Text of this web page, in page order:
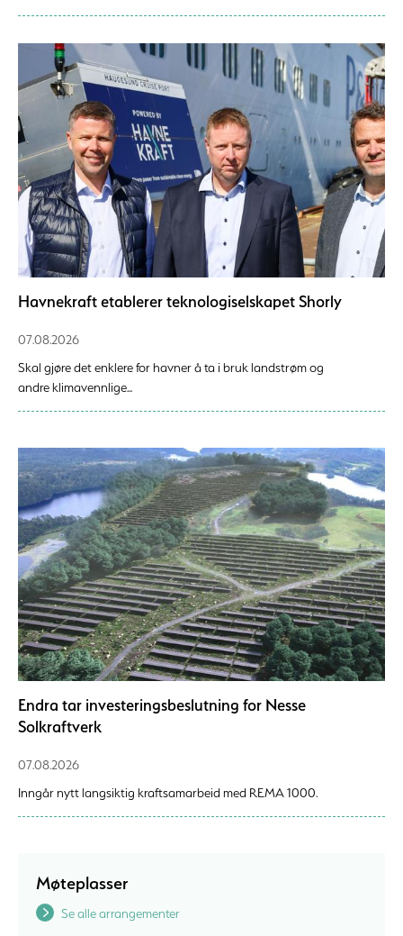
Havnekraft etablerer teknologiselskapet Shorly
07.08.2026
Skal gjøre det enklere for havner å ta i bruk landstrøm og
andre klimavennlige...
Endra tar investeringsbeslutning for Nesse
Solkraftverk
07.08.2026
Inngår nytt langsiktig kraftsamarbeid med REMA 1000.
Møteplasser
Se alle arrangementer